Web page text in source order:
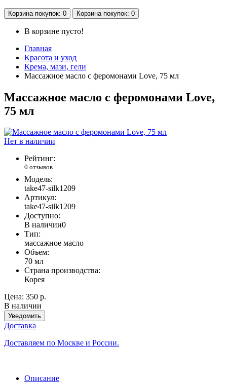
Корзина покупок: 0 Корзина покупок: 0
В корзине пусто!
Главная
Красота и уход
Крема, мази, гели
Массажное масло с феромонами Love, 75 мл
Массажное масло с феромонами Love,
75 мл
Нет в наличии
Рейтинг:
0 отзывов
Модель:
take47-silk1209
Артикул:
take47-silk1209
Доступно:
В наличии0
Тип:
массажное масло
Объем:
70 мл
Страна производства:
Корея
Цена: 350 р.
В наличии
Уведомить
Доставка
Доставляем по Москве и России.
Описание